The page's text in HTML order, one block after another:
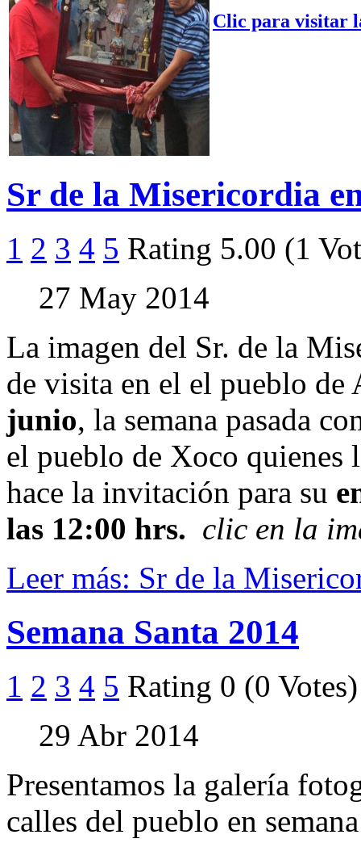
Clic para visitar
Sr de la Misericordia
1 2 3 4 5 Rating 5.00 (1
27 May 2014
La imagen del Sr. de la
de visita en el el pueblo
junio, la semana pasada
el pueblo de Xoco quienes
hace la invitación para su
las 12:00 hrs. clic en la
Leer más: Sr de la
Semana Santa 2014
1 2 3 4 5 Rating 0 (0 Votes)
29 Abr 2014
Presentamos la galería
calles del pueblo en